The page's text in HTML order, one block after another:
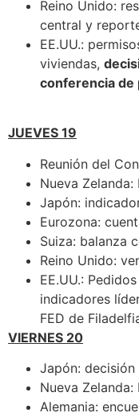
Reino Unido:
central y
EE.UU.:
viviendas,
conferencia de
JUEVES 19
Reunión del
Nueva Zelanda:
Japón:
Eurozona:
Suiza: balanza
Reino Unido:
EE.UU.:
indicadores
FED de
VIERNES 20
Japón:
Nueva
Alemania: